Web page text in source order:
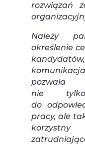
rozwiązań
Należy
określenie
pozwala
nie
do
pracy, ale